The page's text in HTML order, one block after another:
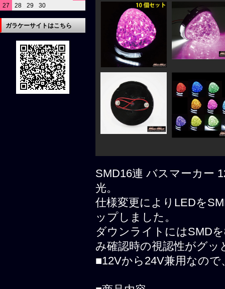
SMD16連 バスマーカー
光。
仕様変更によりLEDを
ップしました。
ダウンライトにはSMD
み確認時の視認性がグッ
■12Vから24V兼用なの
27
28 29 30
ガラケーサイトはこちら